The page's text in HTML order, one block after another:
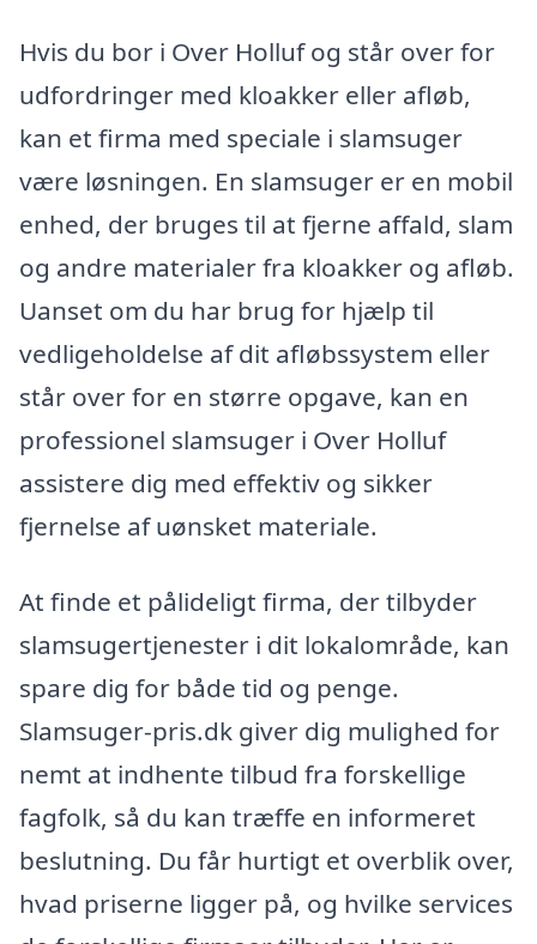
Hvis du bor i Over Holluf og står over for
udfordringer med kloakker eller afløb,
kan et firma med speciale i slamsuger
være løsningen. En slamsuger er en mobil
enhed, der bruges til at fjerne affald, slam
og andre materialer fra kloakker og afløb.
Uanset om du har brug for hjælp til
vedligeholdelse af dit afløbssystem eller
står over for en større opgave, kan en
professionel slamsuger i Over Holluf
assistere dig med effektiv og sikker
fjernelse af uønsket materiale.
At finde et pålideligt firma, der tilbyder
slamsugertjenester i dit lokalområde, kan
spare dig for både tid og penge.
Slamsuger-pris.dk giver dig mulighed for
nemt at indhente tilbud fra forskellige
fagfolk, så du kan træffe en informeret
beslutning. Du får hurtigt et overblik over,
hvad priserne ligger på, og hvilke services